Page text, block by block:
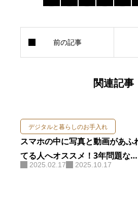
関連記事
デジタルと暮らしのお手入れ
スマホの中に写真と動画があふ
てる人へオススメ！3年問題なく
使ったSDカードリーダーはこ
2025.02.17 2025.10.17